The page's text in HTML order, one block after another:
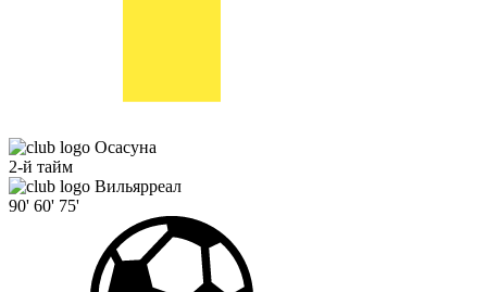
Осасуна
2-й тайм
Вильярреал
90' 60' 75'